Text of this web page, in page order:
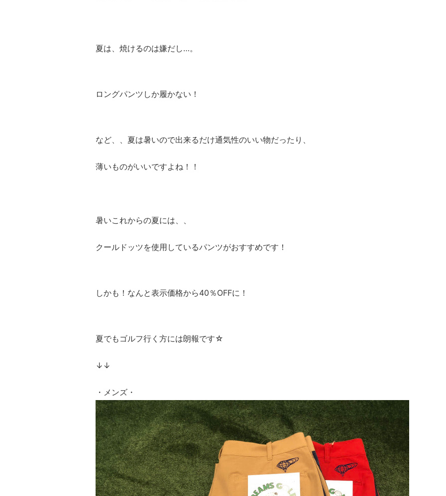
夏は、焼けるのは嫌だし…。
ロングパンツしか履かない！
など、、夏は暑いので出来るだけ通気性のいい物だったり、
薄いものがいいですよね！！
暑いこれからの夏には、、
クールドッツを使用しているパンツがおすすめです！
しかも！なんと表示価格から40％OFFに！
夏でもゴルフ行く方には朗報です☆
↓↓
・メンズ・